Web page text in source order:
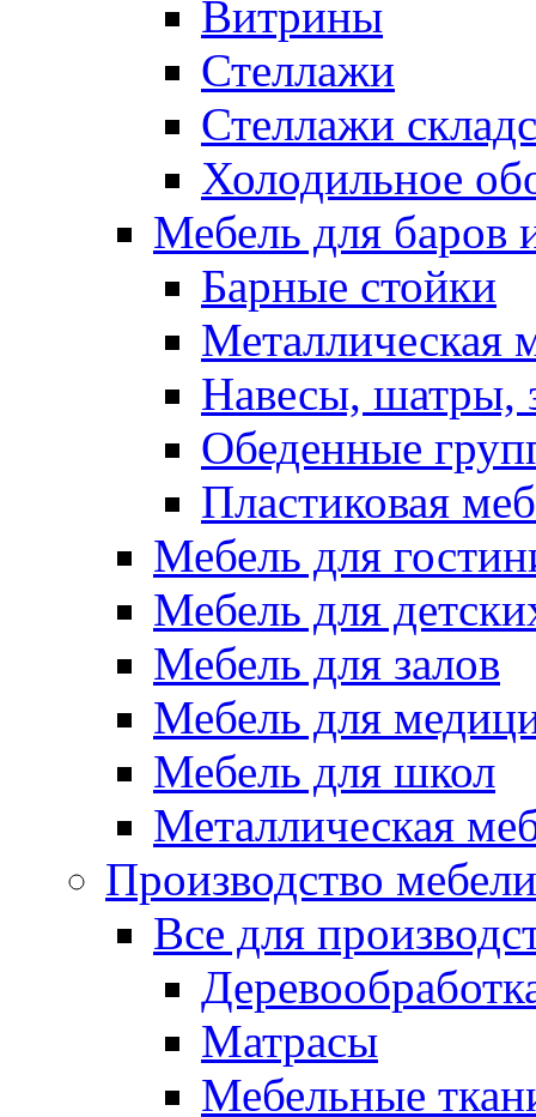
Витрины
Стеллажи
Стеллажи
Холодильное
Мебель для баров
Барные стойки
Металлическая
Навесы, шатры,
Обеденные
Пластиковая
Мебель для
Мебель для
Мебель для залов
Мебель для
Мебель для школ
Металлическая
Производство мебели
Все для
Матрасы
Мебельные